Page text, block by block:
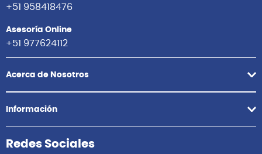
+51 958418476
Asesoría Online
+51 977624112
Acerca de Nosotros
Información
Redes Sociales